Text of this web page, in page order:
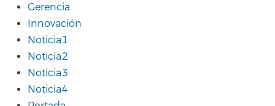
Gerencia
Innovación
Noticia1
Noticia2
Noticia3
Noticia4